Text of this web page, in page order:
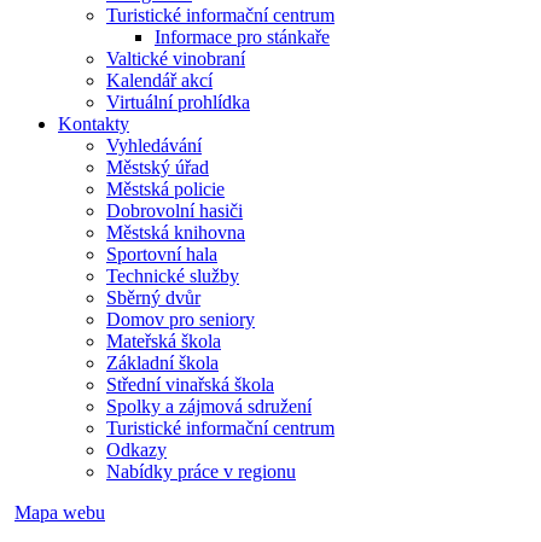
Turistické informační centrum
Informace pro stánkaře
Valtické vinobraní
Kalendář akcí
Virtuální prohlídka
Kontakty
Vyhledávání
Městský úřad
Městská policie
Dobrovolní hasiči
Městská knihovna
Sportovní hala
Technické služby
Sběrný dvůr
Domov pro seniory
Mateřská škola
Základní škola
Střední vinařská škola
Spolky a zájmová sdružení
Turistické informační centrum
Odkazy
Nabídky práce v regionu
Mapa webu